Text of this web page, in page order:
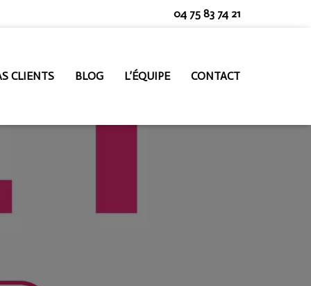
04 75 83 74 21
CLIENTS BLOG L’ÉQUIPE CONTACT